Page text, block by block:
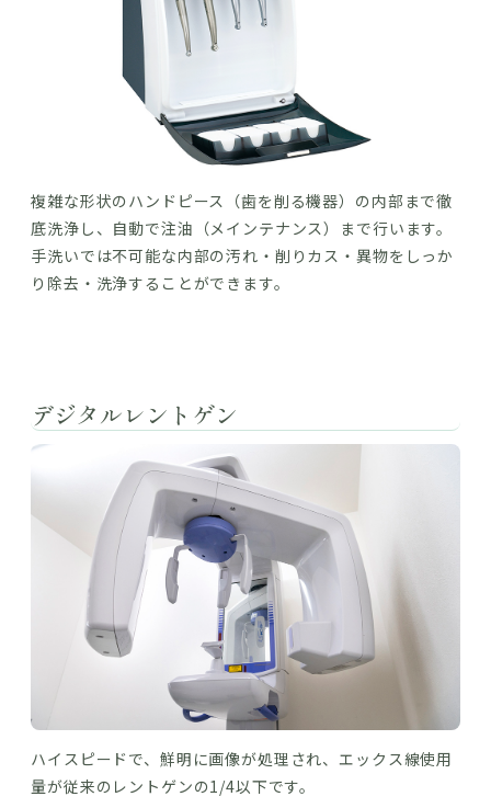
複雑な形状のハンドピース（歯を削る機器）の内部まで徹
底洗浄し、自動で注油（メインテナンス）まで行います。
手洗いでは不可能な内部の汚れ・削りカス・異物をしっか
り除去・洗浄することができます。
デジタルレントゲン
ハイスピードで、鮮明に画像が処理され、エックス線使用
量が従来のレントゲンの1/4以下です。